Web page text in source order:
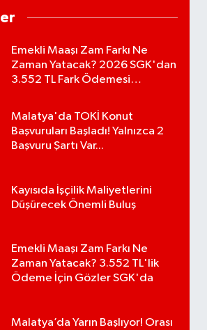
Emekli Maaşı Zam Farkı Ne
Zaman Yatacak? 2026 SGK'dan
3.552 TL Fark Ödemesi
Malatya'da TOKİ Konut
Başvuruları Başladı! Yalnızca 2
Başvuru Şartı Var...
Kayısıda İşçilik Maliyetlerini
Düşürecek Önemli Buluş
Emekli Maaşı Zam Farkı Ne
Zaman Yatacak? 3.552 TL'lik
Ödeme İçin Gözler SGK'da
Malatya’da Yarın Başlıyor! Orası